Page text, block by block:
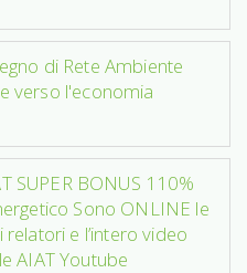
di Rete Ambiente
verso l'economia
SUPER BONUS 110%
Sono ONLINE le
e l’intero video
AIAT Youtube